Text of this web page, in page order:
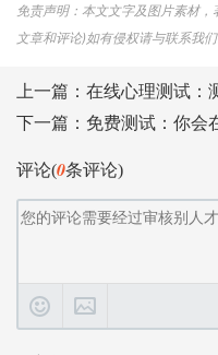
免责声明：本文文字及图片素材，
文章和评论)如有侵权请与联系我们
上一篇： 在线心理测试：
下一篇： 免费测试：你会
评论(0条评论)